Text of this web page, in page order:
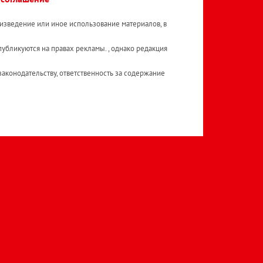
или иное использование материалов, в
на правах рекламы. , однако редакция
ответственность за содержание